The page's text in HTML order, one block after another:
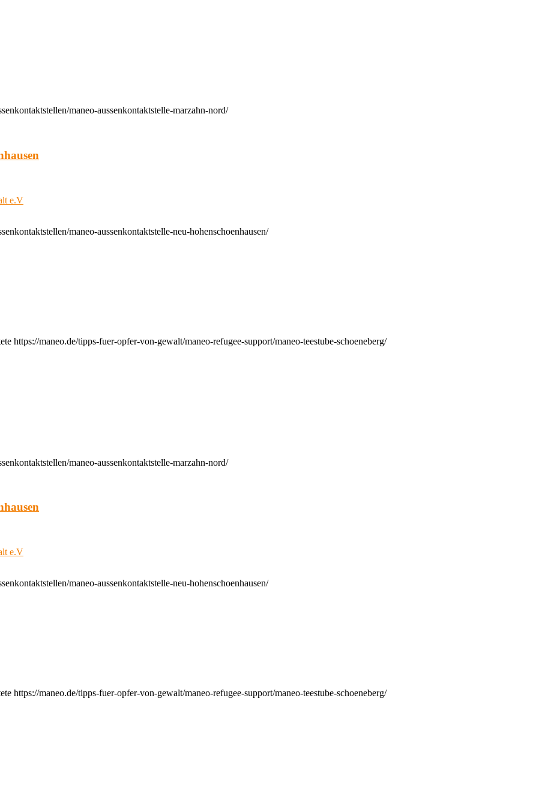
maneo-aussenkontaktstelle-marzahn-nord/
e.V
maneo-aussenkontaktstelle-neu-hohenschoenhausen/
https://maneo.de/tipps-fuer-opfer-von-gewalt/maneo-refugee-support/maneo-teestube-schoeneberg/
maneo-aussenkontaktstelle-marzahn-nord/
e.V
maneo-aussenkontaktstelle-neu-hohenschoenhausen/
https://maneo.de/tipps-fuer-opfer-von-gewalt/maneo-refugee-support/maneo-teestube-schoeneberg/